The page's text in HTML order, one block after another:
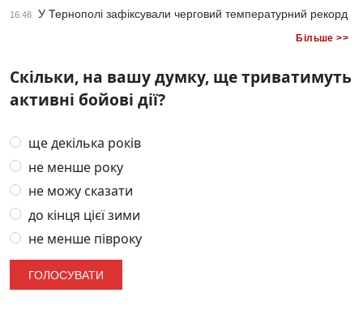
16:48 У Тернополі зафіксували черговий температурний рекорд
Більше >>
Скільки, на вашу думку, ще триватимуть
активні бойові дії?
ще декілька років
не менше року
не можу сказати
до кінця цієї зими
не менше півроку